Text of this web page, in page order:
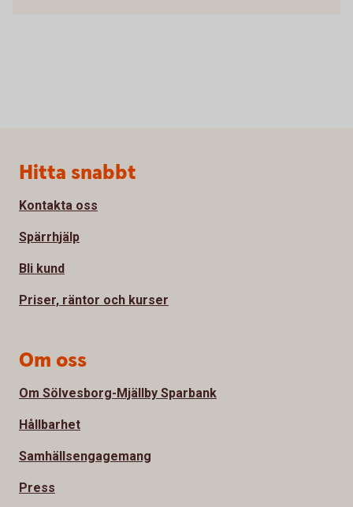
Sidfot
Hitta snabbt
Kontakta oss
Spärrhjälp
Bli kund
Priser, räntor och kurser
Om oss
Om Sölvesborg-Mjällby Sparbank
Hållbarhet
Samhällsengagemang
Press